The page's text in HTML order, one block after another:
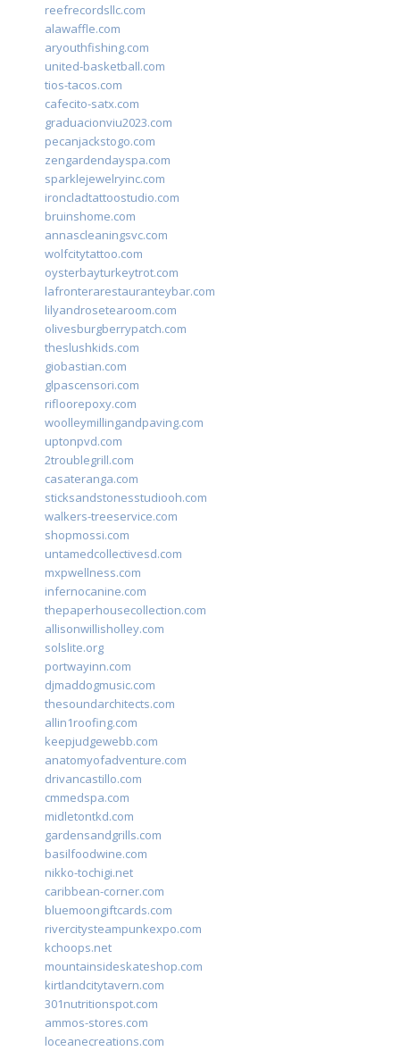
reefrecordsllc.com
alawaffle.com
aryouthfishing.com
united-basketball.com
tios-tacos.com
cafecito-satx.com
graduacionviu2023.com
pecanjackstogo.com
zengardendayspa.com
sparklejewelryinc.com
ironcladtattoostudio.com
bruinshome.com
annascleaningsvc.com
wolfcitytattoo.com
oysterbayturkeytrot.com
lafronterarestauranteybar.com
lilyandrosetearoom.com
olivesburgberrypatch.com
theslushkids.com
giobastian.com
glpascensori.com
rifloorepoxy.com
woolleymillingandpaving.com
uptonpvd.com
2troublegrill.com
casateranga.com
sticksandstonesstudiooh.com
walkers-treeservice.com
shopmossi.com
untamedcollectivesd.com
mxpwellness.com
infernocanine.com
thepaperhousecollection.com
allisonwillisholley.com
solslite.org
portwayinn.com
djmaddogmusic.com
thesoundarchitects.com
allin1roofing.com
keepjudgewebb.com
anatomyofadventure.com
drivancastillo.com
cmmedspa.com
midletontkd.com
gardensandgrills.com
basilfoodwine.com
nikko-tochigi.net
caribbean-corner.com
bluemoongiftcards.com
rivercitysteampunkexpo.com
kchoops.net
mountainsideskateshop.com
kirtlandcitytavern.com
301nutritionspot.com
ammos-stores.com
loceanecreations.com